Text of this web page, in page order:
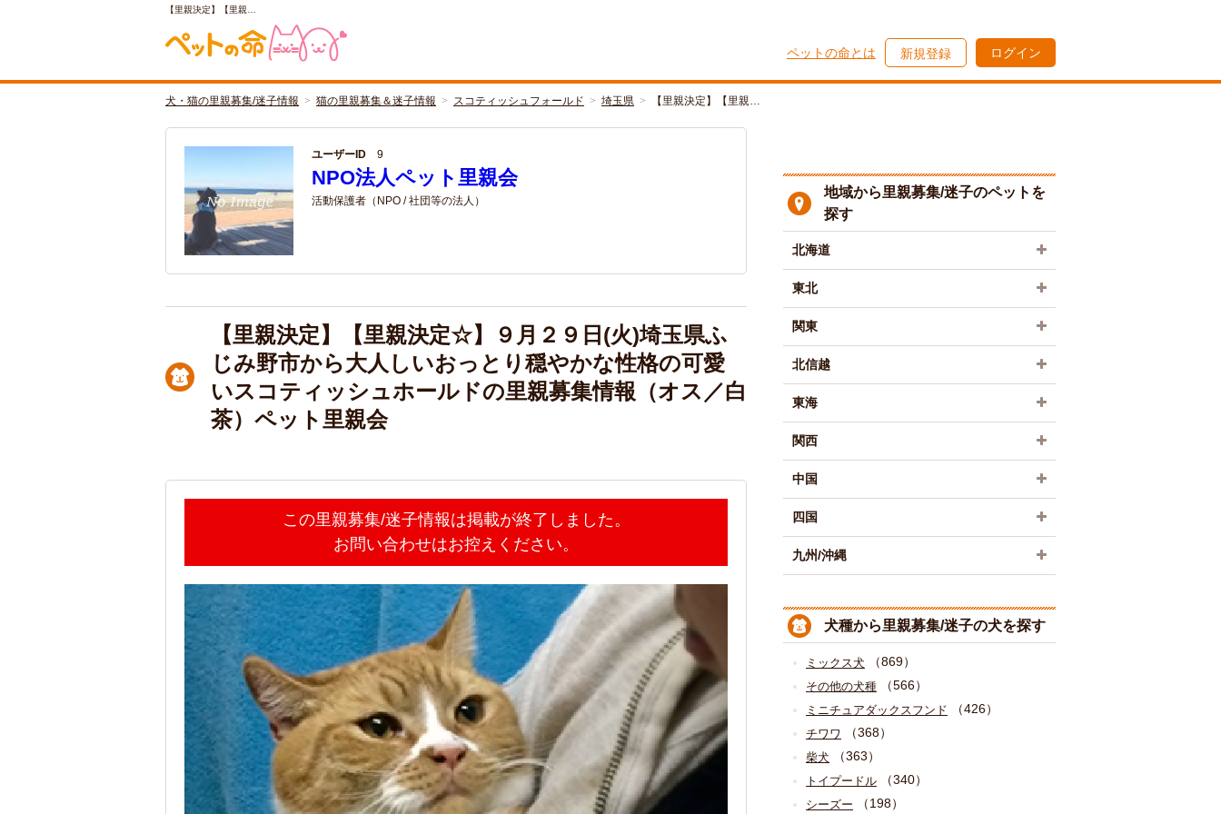
【里親決定】【里親…
ペットの命とは 新規登録 ログイン
犬・猫の里親募集/迷子情報 猫の里親募集＆迷子情報 スコティッシュフォールド 埼玉県 【里親決定】【里親…
ユーザーID 9
NPO法人ペット里親会
活動保護者（NPO / 社団等の法人）
【里親決定】【里親決定☆】９月２９日(火)埼玉県ふ
じみ野市から大人しいおっとり穏やかな性格の可愛
いスコティッシュホールドの里親募集情報（オス／白
茶）ペット里親会
この里親募集/迷子情報は掲載が終了しました。
お問い合わせはお控えください。
地域から里親募集/迷子のペットを
探す
北海道
東北
関東
北信越
東海
関西
中国
四国
九州/沖縄
犬種から里親募集/迷子の犬を探す
ミックス犬 （869）
その他の犬種 （566）
ミニチュアダックスフンド （426）
チワワ （368）
柴犬 （363）
トイプードル （340）
シーズー （198）